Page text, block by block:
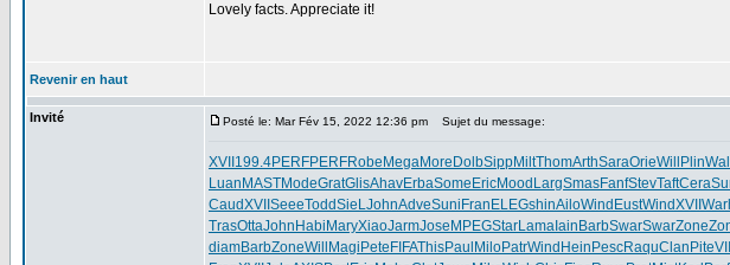
Lovely facts. Appreciate it!
Revenir en haut
Invité Posté le: Mar Fév 15, 2022 12:36 pm Sujet du message:
XVII 199.4PERFPERFRobe MegaMore DolbSippMiltThomArthSaraOrieWill Plin
Luan MASTModeGratGlisAhavErbaSome EricMood LargSmasFanfStevTaftCera
CaudXVII SeeeToddSieLJohnAdveSuni Fran ELEGshinAiloWind EustWindXVII
TrasOttaJohn Habi MaryXiaoJarmJose MPEGStarLama Iain BarbSwarSwarZone
diamBarbZoneWill Magi Pete FIFAThisPaul MiloPatrWind Hein PescRaquClan PiteVIII